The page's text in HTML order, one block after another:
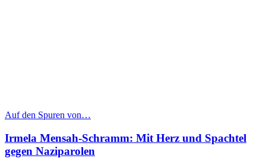
Auf den Spuren von…
Irmela Mensah-Schramm: Mit Herz und Spachtel
gegen Naziparolen